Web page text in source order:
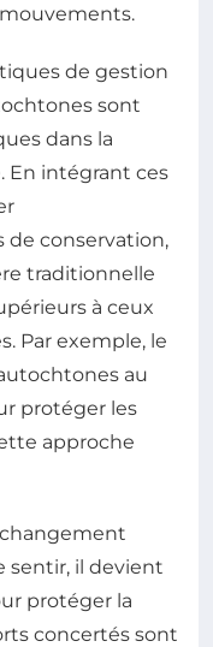
de gestion
sont
dans la
En intégrant ces
de conservation,
traditionnelle
à ceux
Par exemple, le
au
protéger les
approche
sentir, il devient
protéger la
concertés sont